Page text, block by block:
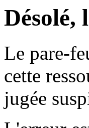
Désolé,
Le pare-
cette
jugée